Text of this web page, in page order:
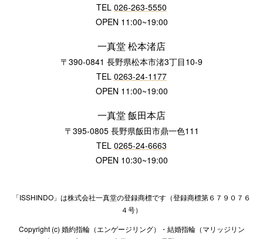
TEL 026-263-5550
OPEN 11:00~19:00
一真堂 松本渚店
〒390-0841 長野県松本市渚3丁目10-9
TEL 0263-24-1177
OPEN 11:00~19:00
一真堂 飯田本店
〒395-0805 長野県飯田市鼎一色111
TEL 0265-24-6663
OPEN 10:30~19:00
「ISSHINDO」は株式会社一真堂の登録商標です（登録商標第６７９０７６
４号）
Copyright (c) 婚約指輪（エンゲージリング）・結婚指輪（マリッジリン